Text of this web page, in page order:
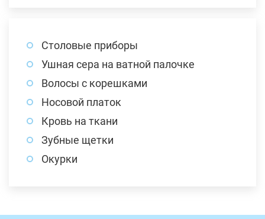
Столовые приборы
Ушная сера на ватной палочке
Волосы с корешками
Носовой платок
Кровь на ткани
Зубные щетки
Окурки